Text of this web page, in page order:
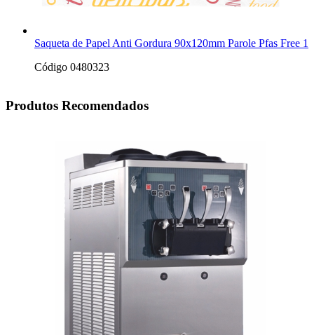
Saqueta de Papel Anti Gordura 90x120mm Parole Pfas Free
Código 0480323
Produtos Recomendados